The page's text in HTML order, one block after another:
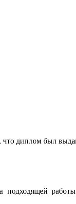
что диплом был
подходящей